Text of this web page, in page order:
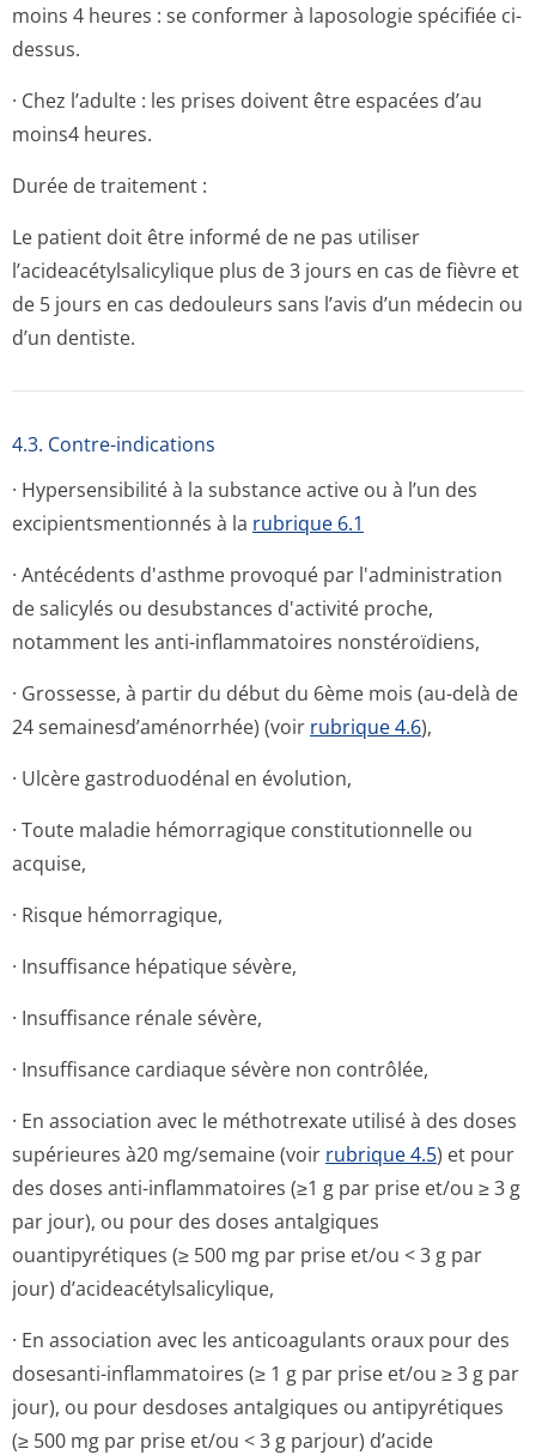
moins 4 heures : se conformer à laposologie spécifiée ci-
dessus.
· Chez l’adulte : les prises doivent être espacées d’au
moins4 heures.
Durée de traitement :
Le patient doit être informé de ne pas utiliser
l’acideacétyl­salicylique plus de 3 jours en cas de fièvre et
de 5 jours en cas dedouleurs sans l’avis d’un médecin ou
d’un dentiste.
4.3. Contre-indications
· Hypersensibilité à la substance active ou à l’un des
excipientsmen­tionnés à la rubrique 6.1
· Antécédents d'asthme provoqué par l'administration
de salicylés ou desubstances d'activité proche,
notamment les anti-inflammatoires nonstéroïdiens,
· Grossesse, à partir du début du 6ème mois (au-delà de
24 semainesd’a­ménorrhée) (voir rubrique 4.6),
· Ulcère gastroduodénal en évolution,
· Toute maladie hémorragique constitutionnelle ou
acquise,
· Risque hémorragique,
· Insuffisance hépatique sévère,
· Insuffisance rénale sévère,
· Insuffisance cardiaque sévère non contrôlée,
· En association avec le méthotrexate utilisé à des doses
supérieures à20 mg/semaine (voir rubrique 4.5) et pour
des doses anti-inflammatoires (≥1 g par prise et/ou ≥ 3 g
par jour), ou pour des doses antalgiques
ouantipyrétiques (≥ 500 mg par prise et/ou < 3 g par
jour) d’acideacétyl­salicylique,
· En association avec les anticoagulants oraux pour des
dosesanti-inflammatoires (≥ 1 g par prise et/ou ≥ 3 g par
jour), ou pour desdoses antalgiques ou antipyrétiques
(≥ 500 mg par prise et/ou < 3 g parjour) d’acide